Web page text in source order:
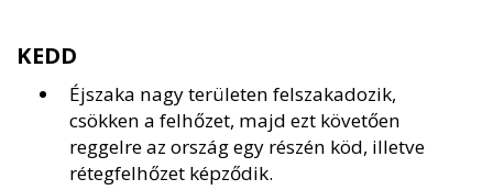
KEDD
Éjszaka nagy területen felszakadozik,
csökken a felhőzet, majd ezt követően
reggelre az ország egy részén köd, illetve
rétegfelhőzet képződik.